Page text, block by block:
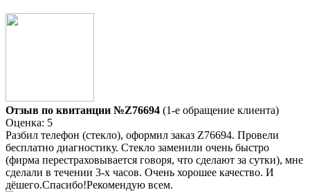
Отзыв по квитанции №Z76694 (1-е обращение клиента)
Оценка: 5
Разбил телефон (стекло), оформил заказ Z76694. Провели
бесплатно диагностику. Стекло заменили очень быстро
(фирма перестраховывается говоря, что сделают за сутки), мне
сделали в течении 3-х часов. Очень хорошее качество. И
дёшего.Спасибо!Рекомендую всем.